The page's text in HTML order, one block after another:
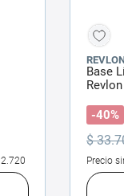
Base
-40%
$ 33.
Precio